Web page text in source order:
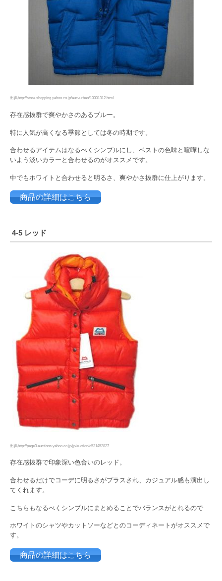
出典http://store.shopping.yahoo.co.jp/auc-urban/10001312.html
存在感抜群で爽やかさのあるブルー。
特に人気が高くなる季節としては冬の時期です。
合わせるアイテムはなるべくシンプルにし、ベストの色味と喧嘩しな
いよう淡いカラーと合わせるのがオススメです。
中でもホワイトと合わせると明るさ、爽やかさ抜群に仕上がります。
商品の詳細はこちら
4-5 レッド
出典http://page3.auctions.yahoo.co.jp/jp/auction/c531452827
存在感抜群で印象深い色合いのレッド。
合わせるだけでコーデに明るさがプラスされ、カジュアル感も演出し
てくれます。
こちらもなるべくシンプルにまとめることでバランスがとれるので
ホワイトのシャツやカットソーなどとのコーディネートがオススメで
す。
商品の詳細はこちら